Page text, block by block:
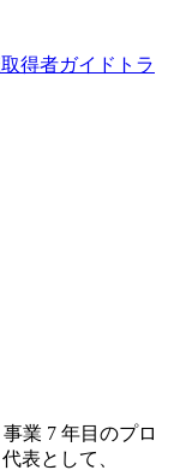
取得者ガイド トラ
業 7 年目のプロ
表として、